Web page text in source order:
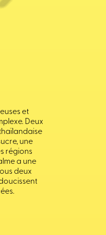
et
Deux
une
régions
a une
deux